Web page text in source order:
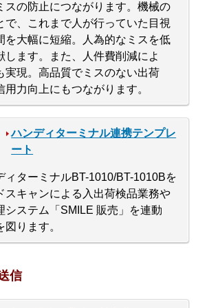
スの防止につながります。機械の
で、これまで人が行っていた目視
を大幅に短縮。人為的なミスを低
します。また、人件費削減によ
実現。高品質でミスのない出荷
力向上にもつながります。
ハンディターミナル連携テンプレ
ート
ィターミナルBT-1010/BT-1010Bを
スキャンによる入出荷検品業務や
システム「SMILE 販売」を連動
ります。
信